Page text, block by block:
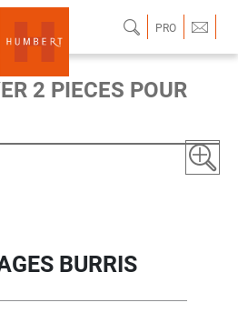
PRO
2 PIECES POUR
BURRIS